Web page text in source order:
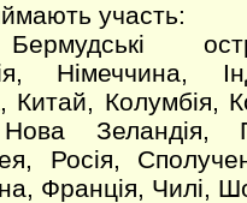
участь:
Німеччина,
Китай, Колумбія,
Нова Зеландія,
Росія,
Франція, Чилі,